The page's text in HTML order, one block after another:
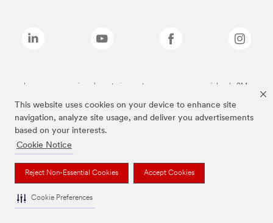
This website uses cookies on your device to enhance site
navigation, analyze site usage, and deliver you advertisements
based on your interests.
Cookie Notice
Reject Non-Essential Cookies Accept Cookies
Cookie Preferences
Las marcas mencionadas anteriormente son marcas comerciales de 3M.